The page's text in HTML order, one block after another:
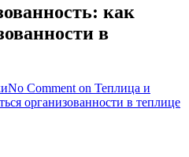
как
в
No Comment on Теплица и
организованности в теплице